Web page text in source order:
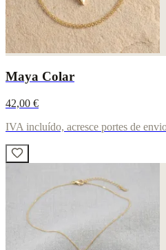
Maya Colar
42,00 €
IVA incluído, acresce portes de